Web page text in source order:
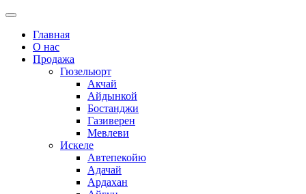
Главная
О нас
Продажа
Гюзельюрт
Акчай
Айдынкой
Бостанджи
Газиверен
Мевлеви
Искеле
Автепекойю
Адачай
Ардахан